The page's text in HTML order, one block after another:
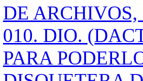
DE
010. DIO.
PARA